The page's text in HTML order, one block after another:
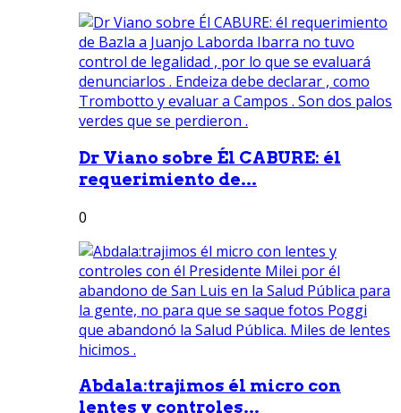
Dr Viano sobre Él CABURE: él
requerimiento de...
0
Abdala:trajimos él micro con
lentes y controles...